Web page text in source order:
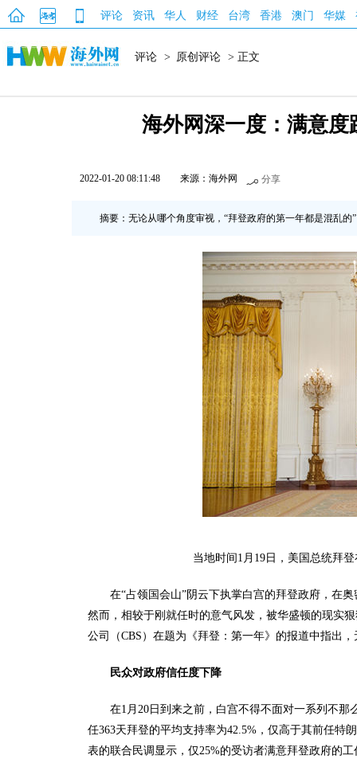
评论 资讯 华人 财经 台湾 香港 澳门 华媒
评论 > 原创评论 > 正文
海外网深一度：满意
2022-01-20 08:11:48 来源：海外网 分享
摘要：无论从哪个角度审视，“拜登政府的第一年都是混乱的
当地时间1月19日，美国总统拜
在“占领国会山”阴云下执掌白宫的拜登政府，在
然而，相较于刚就任时的意气风发，被华盛顿的现实
公司（CBS）在题为《拜登：第一年》的报道中指出
民众对政府信任度下降
在1月20日到来之前，白宫不得不面对一系列不那
任363天拜登的平均支持率为42.5%，仅高于其前任特
表的联合民调显示，仅25%的受访者满意拜登政府的